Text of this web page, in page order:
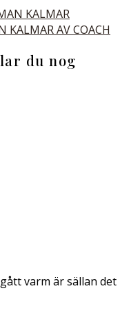
KALMAR
KALMAR AV COACH
du nog
varm är sällan det